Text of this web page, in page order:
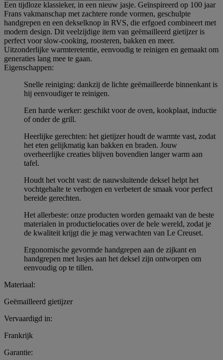
Een tijdloze klassieker, in een nieuw jasje. Geïnspireerd op 100 jaar
Frans vakmanschap met zachtere ronde vormen, geschulpte
handgrepen en een dekselknop in RVS, die erfgoed combineert met
modern design. Dit veelzijdige item van geëmailleerd gietijzer is
perfect voor slow-cooking, roosteren, bakken en meer.
Uitzonderlijke warmteretentie, eenvoudig te reinigen en gemaakt om
generaties lang mee te gaan.
Eigenschappen:
Snelle reiniging: dankzij de lichte geëmailleerde binnenkant is
hij eenvoudiger te reinigen.
Een harde werker: geschikt voor de oven, kookplaat, inductie
of onder de grill.
Heerlijke gerechten: het gietijzer houdt de warmte vast, zodat
het eten gelijkmatig kan bakken en braden. Jouw
overheerlijke creaties blijven bovendien langer warm aan
tafel.
Houdt het vocht vast: de nauwsluitende deksel helpt het
vochtgehalte te verhogen en verbetert de smaak voor perfect
bereide gerechten.
Het allerbeste: onze producten worden gemaakt van de beste
materialen in productielocaties over de hele wereld, zodat je
de kwaliteit krijgt die je mag verwachten van Le Creuset.
Ergonomische gevormde handgrepen aan de zijkant en
handgrepen met lusjes aan het deksel zijn ontworpen om
eenvoudig op te tillen.
Materiaal:
Geëmailleerd gietijzer
Vervaardigd in:
Frankrijk
Garantie: